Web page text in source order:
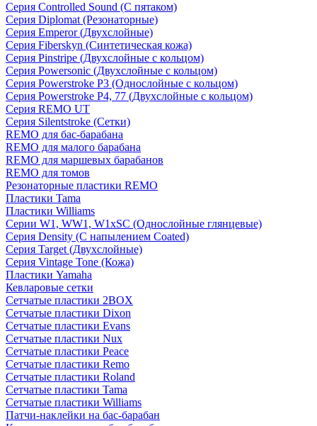
Серия Controlled Sound (С пятаком)
Серия Diplomat (Резонаторные)
Серия Emperor (Двухслойные)
Серия Fiberskyn (Синтетическая кожа)
Серия Pinstripe (Двухслойные с кольцом)
Серия Powersonic (Двухслойные с кольцом)
Серия Powerstroke P3 (Однослойные с кольцом)
Серия Powerstroke P4, 77 (Двухслойные с кольцом)
Серия REMO UT
Серия Silentstroke (Сетки)
REMO для бас-барабана
REMO для малого барабана
REMO для маршевых барабанов
REMO для томов
Резонаторные пластики REMO
Пластики Tama
Пластики Williams
Серии W1, WW1, W1xSC (Однослойные глянцевые)
Серия Density (C напылением Coated)
Серия Target (Двухслойные)
Серия Vintage Tone (Кожа)
Пластики Yamaha
Кевларовые сетки
Сетчатые пластики 2BOX
Сетчатые пластики Dixon
Сетчатые пластики Evans
Сетчатые пластики Nux
Сетчатые пластики Peace
Сетчатые пластики Remo
Сетчатые пластики Roland
Сетчатые пластики Tama
Сетчатые пластики Williams
Патчи-наклейки на бас-барабан